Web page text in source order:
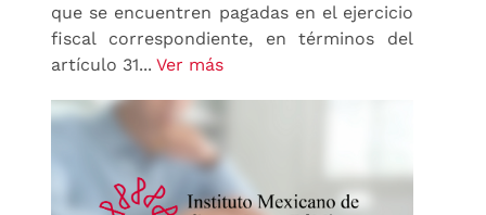
que se encuentren pagadas en el ejercicio
fiscal correspondiente, en términos del
artículo 31... Ver más